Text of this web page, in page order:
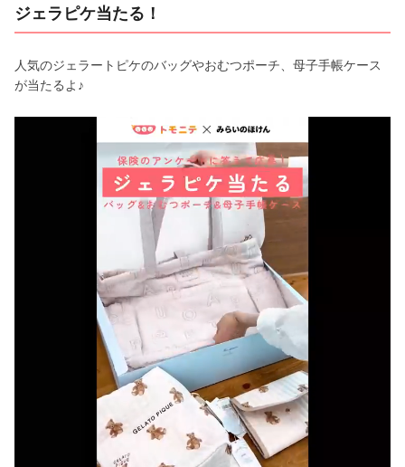
ジェラピケ当たる！
人気のジェラートピケのバッグやおむつポーチ、母子手帳ケース
が当たるよ♪